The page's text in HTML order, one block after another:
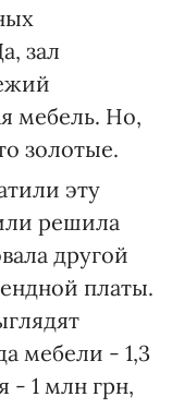
зал
мебель. Но,
золотые.
эту
решила
другой
платы.
мебели - 1,3
- 1 млн грн,